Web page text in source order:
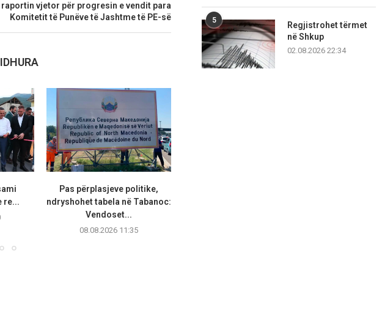
raportin vjetor për progresin e vendit para
Komitetit të Punëve të Jashtme të PE-së
re...
Pas përplasjeve politike,
ndryshohet tabela në Tabanoc:
Vendoset...
08.08.2026 11:35
5
Regjistrohet tërmet
në Shkup
02.08.2026 22:34